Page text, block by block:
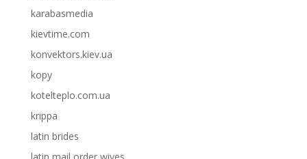
karabasmedia
kievtime.com
konvektors.kiev.ua
kopy
kotelteplo.com.ua
krippa
latin brides